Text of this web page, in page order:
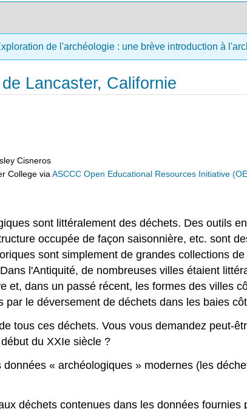
de l'archéologie : une brève introduction à
Lancaster, Californie
Cisneros
College viaASCCC Open Educational Resources Initiative
sont littéralement des déchets. Des outils
occupée de façon saisonnière, etc. sont
sont simplement de grandes collections
l'Antiquité, de nombreuses villes étaient
et, dans un passé récent, les formes des villes
le déversement de déchets dans les baies
tous ces déchets. Vous vous demandez peut-
du XXIe siècle ?
« archéologiques » modernes (les
déchets contenues dans les données